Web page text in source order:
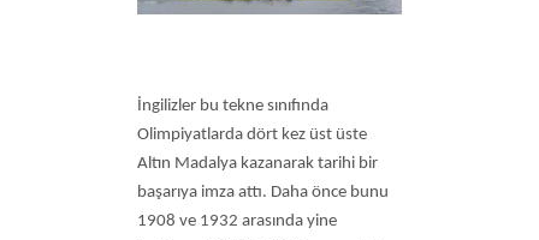
İngilizler bu tekne sınıfında
Olimpiyatlarda dört kez üst üste
Altın Madalya kazanarak tarihi bir
başarıya imza attı. Daha önce bunu
1908 ve 1932 arasında yine